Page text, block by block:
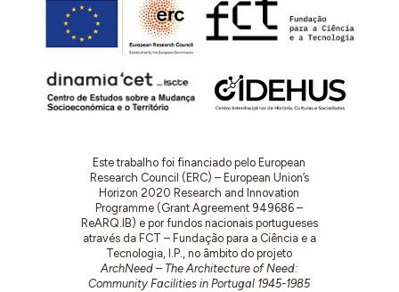
Este trabalho foi financiado pelo European
Research Council (ERC) – European Union’s
Horizon 2020 Research and Innovation
Programme (Grant Agreement 949686 –
ReARQ.IB) e por fundos nacionais portugueses
através da FCT – Fundação para a Ciência e a
Tecnologia, I.P., no âmbito do projeto
ArchNeed – The Architecture of Need:
Community Facilities in Portugal 1945-1985